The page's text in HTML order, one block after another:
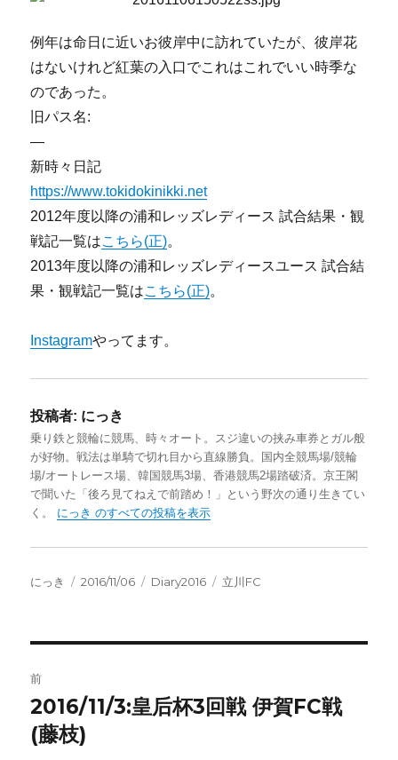
例年は命日に近いお彼岸中に訪れていたが、彼岸花
はないけれど紅葉の入口でこれはこれでいい時季な
のであった。
旧パス名:
—
新時々日記
https://www.tokidokinikki.net
2012年度以降の浦和レッズレディース 試合結果・観
戦記一覧はこちら(正)。
2013年度以降の浦和レッズレディースユース 試合結
果・観戦記一覧はこちら(正)。
Instagramやってます。
投稿者: にっき
乗り鉄と競輪に競馬、時々オート。スジ違いの挟み車券とガル般
が好物。戦法は単騎で切れ目から直線勝負。国内全競馬場/競輪
場/オートレース場、韓国競馬3場、香港競馬2場踏破済。京王閣
で聞いた「後ろ見てねえで前踏め！」という野次の通り生きてい
く。 にっき のすべての投稿を表示
投
にっき
投
2016/11/06
カ
Diary2016
タ
立川FC
稿
ナ
前
前
の
2016/11/3:皇后杯3回戦 伊賀FC戦
(藤枝)